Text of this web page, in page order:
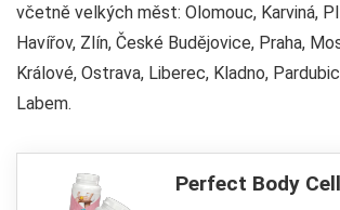
včetně velkých měst: Olomouc, Karviná,
Havířov, Zlín, České Budějovice, Praha,
Králové, Ostrava, Liberec, Kladno,
Labem.
Perfect Body